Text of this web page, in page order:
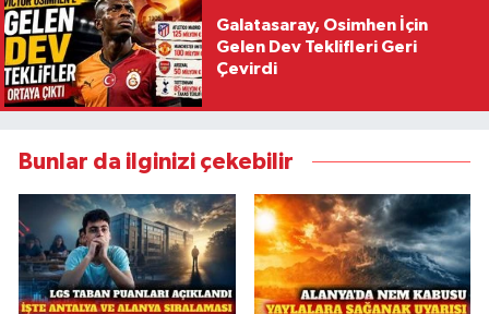
Galatasaray, Osimhen İçin
Gelen Dev Teklifleri Geri
Çevirdi
Bunlar da ilginizi çekebilir